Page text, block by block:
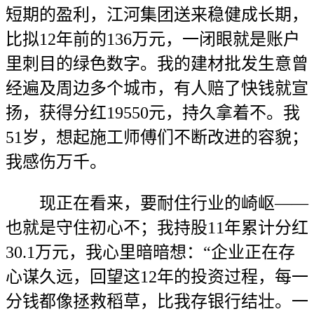
短期的盈利，江河集团送来稳健成长期，
比拟12年前的136万元，一闭眼就是账户
里刺目的绿色数字。我的建材批发生意曾
经遍及周边多个城市，有人赔了快钱就宣
扬，获得分红19550元，持久拿着不。我
51岁，想起施工师傅们不断改进的容貌；
我感伤万千。
现正在看来，要耐住行业的崎岖——
也就是守住初心不；我持股11年累计分红
30.1万元，我心里暗暗想：“企业正在存
心谋久远，回望这12年的投资过程，每一
分钱都像拯救稻草，比我存银行结壮。一